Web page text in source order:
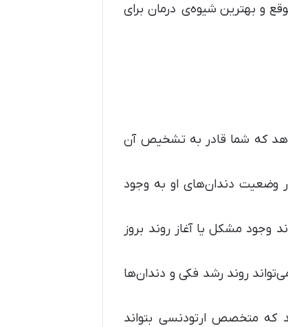
و بهترین شیوه‌ی درمان برای
دهد که شما قادر به تشخیص آن
وضعیت دندان‌های او به وجود
مشکل یا آغاز روند بروز
روند رشد فکی و دندان‌ها
که متخصص ارتودنسی بتواند